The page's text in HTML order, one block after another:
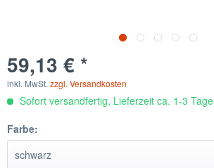
59,13 € *
inkl. MwSt. zzgl. Versandkosten
Sofort versandfertig, Lieferzeit ca. 1-3 Tage
Farbe: